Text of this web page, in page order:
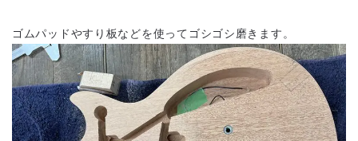
ゴムパッドやすり板などを使ってゴシゴシ磨きます。